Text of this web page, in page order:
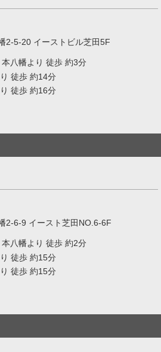
2-5-20 イーストビル芝田5F
八幡より 徒歩 約3分
徒歩 約14分
徒歩 約16分
2-6-9 イースト芝田NO.6-6F
八幡より 徒歩 約2分
徒歩 約15分
徒歩 約15分